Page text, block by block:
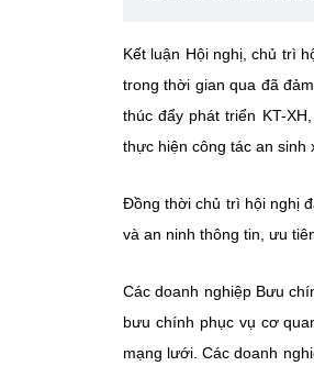
Kết luận Hội nghị, chủ trì
trong thời gian qua đã
thúc đẩy phát triển KT-
thực hiện công tác an sinh
Đồng thời chủ trì hội nghị
và an ninh thông tin, ưu
Các doanh nghiệp Bưu
bưu chính phục vụ cơ
mạng lưới. Các doanh